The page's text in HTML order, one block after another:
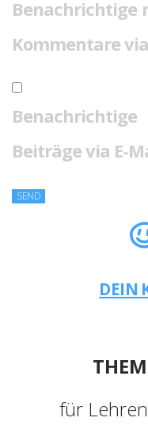
Benachrichtige
Kommentare
Beiträge via E-
DEIN
für